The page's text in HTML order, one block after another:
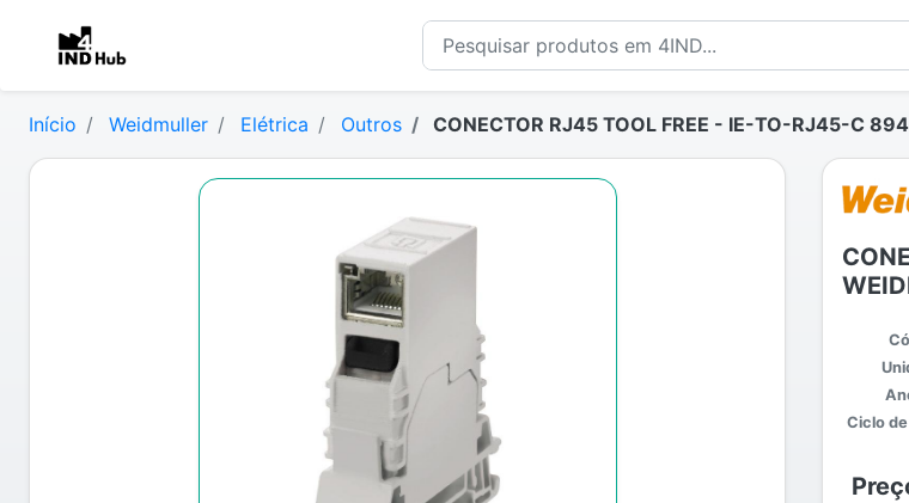
Início Weidmuller Elétrica Outros CONECTOR RJ45 TOOL FREE - IE-TO-RJ45-C
Ciclo